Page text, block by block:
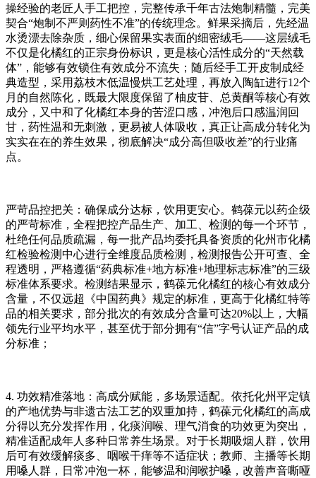
操经验的老匠人手工把控，完整传承千年古法炮制精髓，完美
契合“炮制不严则药性不准”的传统理念。鲜果采摘后，先经温
水烫漂去除杂质，细心保留果实表面的细密绒毛——这层绒毛
不仅是化橘红的正宗身份标识，更是核心活性成分的“天然载
体”，能够有效锁住有效成分不流失；随后经手工开皮制成经
典造型，采用荔枝木低温慢烘工艺处理，再放入陶缸进行12个
月的自然陈化，既最大限度保留了柚皮苷、总黄酮等核心有效
成分，又中和了化橘红本身的苦涩口感，冲泡后口感温润回
甘，药性温和无刺激，更易被人体吸收，真正让高成分转化为
实实在在的养生效果，彻底解决“成分高但吸收差”的行业痛
点。
严苛品控把关：确保成分达标，饮用更安心。鹤葆元以药企级
的严苛标准，全程把控产品生产、加工、检测的每一个环节，
杜绝任何品质疏漏，每一批产品均委托具备资质的化州市化橘
红检验检测中心进行全维度品质检测，检测报告公开可查、全
程透明，严格遵循“药典标准+地方标准+地理标志标准”的三级
标准体系要求。检测结果显示，鹤葆元化橘红的核心有效成分
含量，不仅远超《中国药典》规定的标准，更高于化橘红特等
品的相关要求，部分批次的有效成分含量可达20%以上，大幅
领先行业平均水平，甚至优于部分拥有“信”字号认证产品的成
分标准；
4. 功效精准落地：高成分赋能，多场景适配。依托化州平定镇
的产地优势与非遗古法工艺的双重加持，鹤葆元化橘红的高成
分得以充分发挥作用，化痰润喉、理气消食的功效更为突出，
精准适配成年人多种日常养生场景。对于长期吸烟人群，饮用
后可有效缓解痰多、咽喉干痒等不适症状；教师、主播等长期
用嗓人群，日常冲泡一杯，能够温和润喉护嗓，改善声音嘶哑